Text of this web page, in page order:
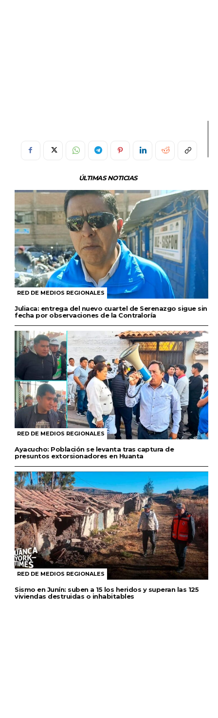
ÚLTIMAS NOTICIAS
RED DE MEDIOS REGIONALES
Juliaca: entrega del nuevo cuartel de Serenazgo sigue sin
fecha por observaciones de la Contraloría
RED DE MEDIOS REGIONALES
Ayacucho: Población se levanta tras captura de
presuntos extorsionadores en Huanta
RED DE MEDIOS REGIONALES
Sismo en Junín: suben a 15 los heridos y superan las 125
viviendas destruidas o inhabitables